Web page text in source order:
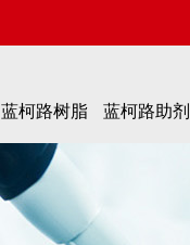
蓝柯路树脂 蓝柯路助剂